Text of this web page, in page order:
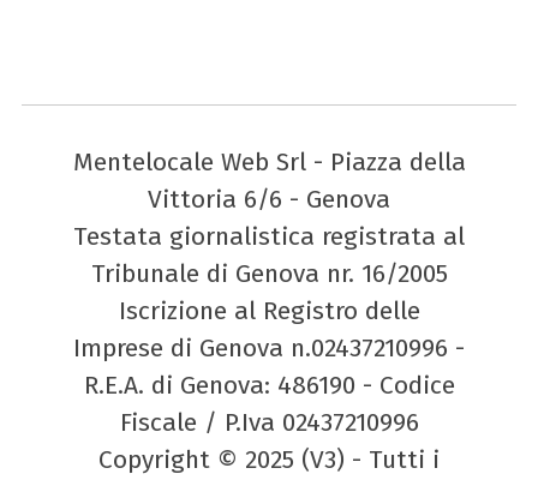
Mentelocale Web Srl - Piazza della
Vittoria 6/6 - Genova
Testata giornalistica registrata al
Tribunale di Genova nr. 16/2005
Iscrizione al Registro delle
Imprese di Genova n.02437210996 -
R.E.A. di Genova: 486190 - Codice
Fiscale / P.Iva 02437210996
Copyright © 2025 (V3) - Tutti i